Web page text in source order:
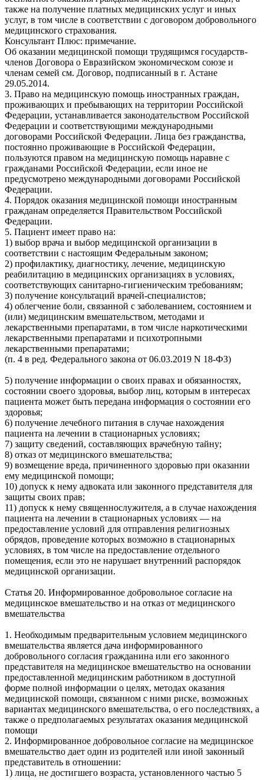
также на получение платных медицинских услуг и иных
услуг, в том числе в соответствии с договором добровольного
медицинского страхования.
Консультант Плюс: примечание.
Об оказании медицинской помощи трудящимся государств-
членов Договора о Евразийском экономическом союзе и
членам семей см. Договор, подписанный в г. Астане
29.05.2014.
3. Право на медицинскую помощь иностранных граждан,
проживающих и пребывающих на территории Российской
Федерации, устанавливается законодательством Российской
Федерации и соответствующими международными
договорами Российской Федерации. Лица без гражданства,
постоянно проживающие в Российской Федерации,
пользуются правом на медицинскую помощь наравне с
гражданами Российской Федерации, если иное не
предусмотрено международными договорами Российской
Федерации.
4. Порядок оказания медицинской помощи иностранным
гражданам определяется Правительством Российской
Федерации.
5. Пациент имеет право на:
1) выбор врача и выбор медицинской организации в
соответствии с настоящим Федеральным законом;
2) профилактику, диагностику, лечение, медицинскую
реабилитацию в медицинских организациях в условиях,
соответствующих санитарно-гигиеническим требованиям;
3) получение консультаций врачей-специалистов;
4) облегчение боли, связанной с заболеванием, состоянием и
(или) медицинским вмешательством, методами и
лекарственными препаратами, в том числе наркотическими
лекарственными препаратами и психотропными
лекарственными препаратами;
(п. 4 в ред. Федерального закона от 06.03.2019 N 18-ФЗ)
5) получение информации о своих правах и обязанностях,
состоянии своего здоровья, выбор лиц, которым в интересах
пациента может быть передана информация о состоянии его
здоровья;
6) получение лечебного питания в случае нахождения
пациента на лечении в стационарных условиях;
7) защиту сведений, составляющих врачебную тайну;
8) отказ от медицинского вмешательства;
9) возмещение вреда, причиненного здоровью при оказании
ему медицинской помощи;
10) допуск к нему адвоката или законного представителя для
защиты своих прав;
11) допуск к нему священнослужителя, а в случае нахождения
пациента на лечении в стационарных условиях — на
предоставление условий для отправления религиозных
обрядов, проведение которых возможно в стационарных
условиях, в том числе на предоставление отдельного
помещения, если это не нарушает внутренний распорядок
медицинской организации.
Статья 20. Информированное добровольное согласие на
медицинское вмешательство и на отказ от медицинского
вмешательства
1. Необходимым предварительным условием медицинского
вмешательства является дача информированного
добровольного согласия гражданина или его законного
представителя на медицинское вмешательство на основании
предоставленной медицинским работником в доступной
форме полной информации о целях, методах оказания
медицинской помощи, связанном с ними риске, возможных
вариантах медицинского вмешательства, о его последствиях, а
также о предполагаемых результатах оказания медицинской
помощи
2. Информированное добровольное согласие на медицинское
вмешательство дает один из родителей или иной законный
представитель в отношении:
1) лица, не достигшего возраста, установленного частью 5